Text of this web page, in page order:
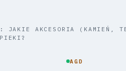
JAKIE AKCESORIA (KAMIEŃ,
AGD